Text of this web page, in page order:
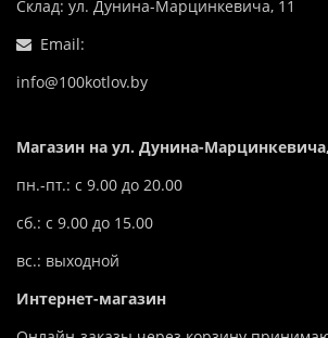
Склад: ул. Дунина-Марцинкевича, 11
Email:
info@100kotlov.by
Магазин на ул. Дунина-
пн.-пт.: с 9.00 до 20.00
сб.: с 9.00 до 15.00
вс.: выходной
Интернет-магазин